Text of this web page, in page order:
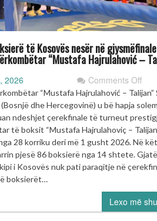
të Kosovës nesër në
“Mustafa Hajrulahović –
2026 Comments Offon
të
në
“Mustafa Hajrulahović – Talijan”
dhe Hercegovinë) u bë hapja
ndeshjet çerekfinale të turneut
të boksit “Mustafa Hajrulahoviç –
28 korriku deri më 1 gusht 2026. Në
pjesë 86 boksierë nga 14 shtete.
i Kosovës nuk pati paraqitje në
boksierët…
Lexo më